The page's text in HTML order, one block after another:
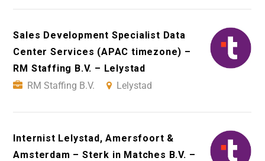
Sales Development Specialist Data
Center Services (APAC timezone) –
RM Staffing B.V. – Lelystad
RM Staffing B.V.
Lelystad
Internist Lelystad, Amersfoort &
Amsterdam – Sterk in Matches B.V. –